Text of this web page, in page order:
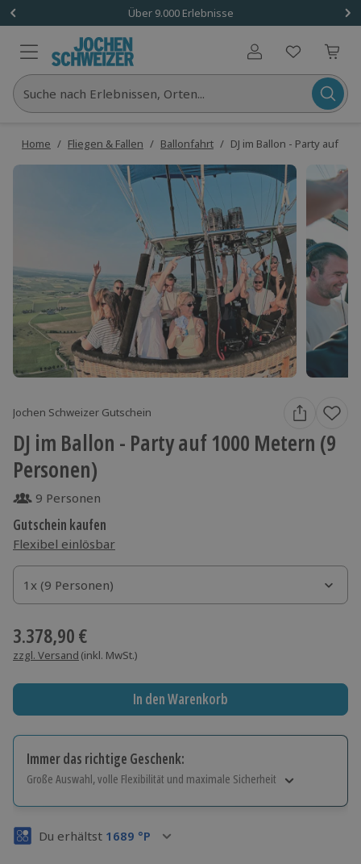
Über 9.000 Erlebnisse
Benutzerkonto
Suche nach Erlebnissen, Orten...
Home / Fliegen & Fallen / Ballonfahrt / DJ im Ballon - Party auf
Jochen Schweizer Gutschein
DJ im Ballon - Party auf 1000 Metern (9
Personen)
9 Personen
Gutschein kaufen
Flexibel einlösbar
1x (9 Personen)
1x (9 Personen)
1x (9 Personen)
3.378,90 €
zzgl. Versand (inkl. MwSt.)
In den Warenkorb
Immer das richtige Geschenk:
Große Auswahl, volle Flexibilität und maximale Sicherheit
Volle Flexibilität
Du erhältst 1689 °P